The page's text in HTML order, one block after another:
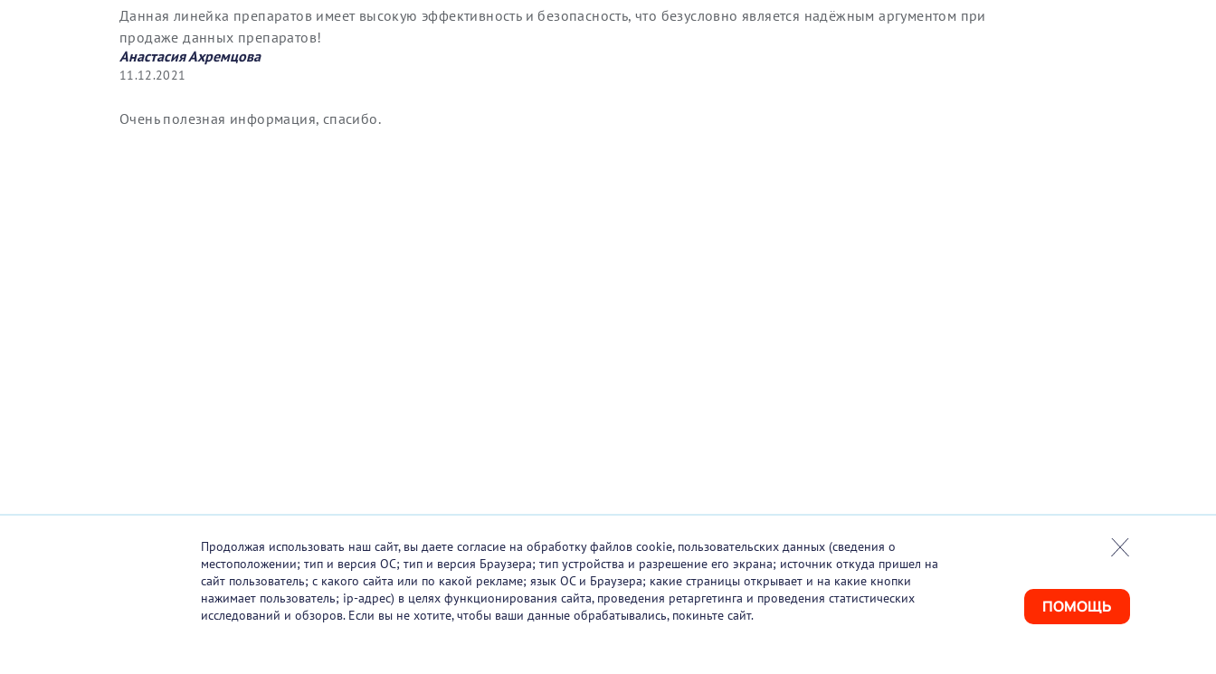
ПОМОЩЬ
Данная линейка препаратов имеет высокую эффективность и безопасность, что безусловно является надёжным аргументом при
продаже данных препаратов!
Анастасия Ахремцова
11.12.2021
Очень полезная информация, спасибо.
Продолжая использовать наш сайт, вы даете согласие на обработку файлов cookie, пользовательских данных (сведения о
местоположении; тип и версия ОС; тип и версия Браузера; тип устройства и разрешение его экрана; источник откуда пришел на
сайт пользователь; с какого сайта или по какой рекламе; язык ОС и Браузера; какие страницы открывает и на какие кнопки
нажимает пользователь; ip-адрес) в целях функционирования сайта, проведения ретаргетинга и проведения статистических
исследований и обзоров. Если вы не хотите, чтобы ваши данные обрабатывались, покиньте сайт.